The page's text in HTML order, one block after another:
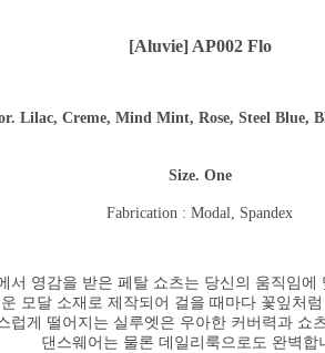
[Aluvie] AP002 Flo
Lilac, Creme, Mind Mint, Rose, Steel Blue,
Size. One
Fabrication : Modal, Spandex
서 영감을 받은 페탈 쇼츠는 당신의 움직임에
모달 소재로 제작되어 걸을 때마다 꽃잎처
럽게 떨어지는 실루엣은 우아한 커버력과 쇼
댄스웨어는 물론 데일리룩으로도 완벽합